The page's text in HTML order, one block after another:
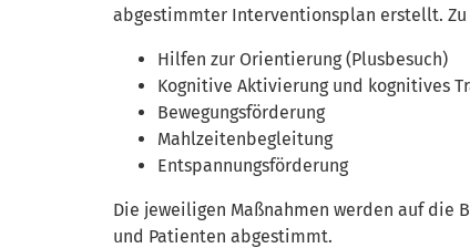
abgestimmter Interventionsplan erstellt.
Hilfen zur Orientierung (Plusbesuch)
Kognitive Aktivierung und kognitives
Bewegungsförderung
Mahlzeitenbegleitung
Entspannungsförderung
Die jeweiligen Maßnahmen werden auf die
und Patienten abgestimmt.